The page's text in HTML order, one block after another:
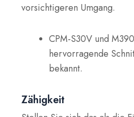
vorsichtigeren Umgang.
CPM-S30V und
hervorragende
bekannt.
Zähigkeit